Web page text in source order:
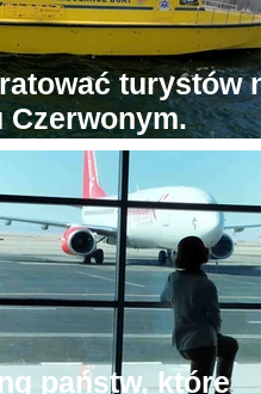
turystów
Czerwonym.
jedyna
karetka wodna...
porcie
państw, które